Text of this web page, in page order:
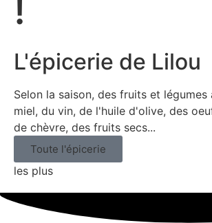
L'épicerie de Lilou
Selon la saison, des fruits et légumes
miel, du vin, de l'huile d'olive, des
de chèvre, des fruits secs...
Toute l'épicerie
les plus